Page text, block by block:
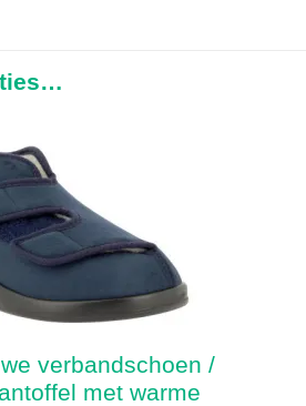
verbandschoen /
met warme